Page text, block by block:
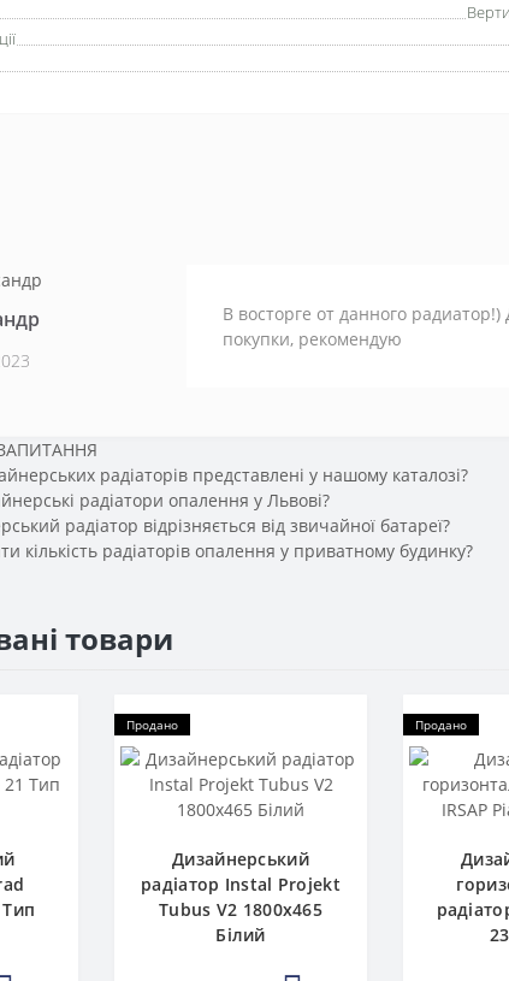
В восторге от данного
покупки, рекомендую
радіаторів представлені у нашому каталозі?
радіатори опалення у Львові?
радіатор відрізняється від звичайної батареї?
кількість радіаторів опалення у приватному будинку?
товари
Продано
Дизайнерський
радіатор Instal Projekt
Tubus V2 1800x465
Білий
Продано